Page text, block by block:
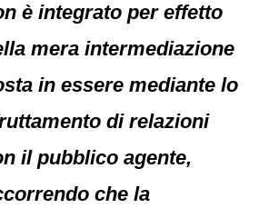
è integrato per effetto
mera intermediazione
in essere mediante lo
di relazioni
il pubblico agente,
che la